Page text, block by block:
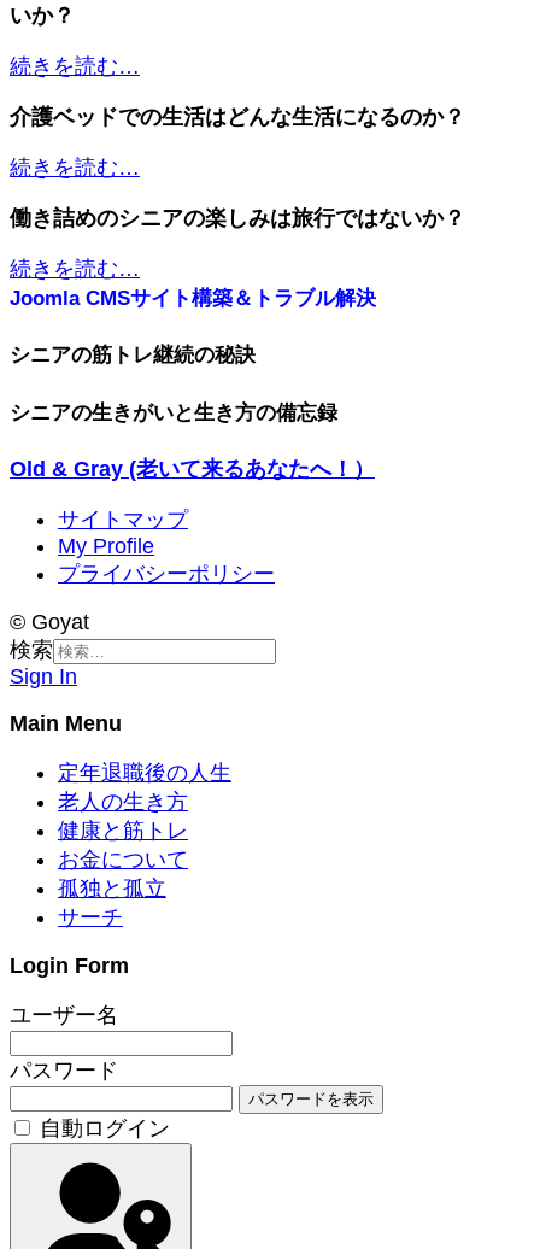
いか？
続きを読む…
介護ベッドでの生活はどんな生活になるのか？
続きを読む…
働き詰めのシニアの楽しみは旅行ではないか？
続きを読む…
Joomla CMSサイト構築＆トラブル解決
シニアの筋トレ継続の秘訣
シニアの生きがいと生き方の備忘録
Old & Gray (老いて来るあなたへ！）
サイトマップ
My Profile
プライバシーポリシー
© Goyat
検索
Sign In
Main Menu
定年退職後の人生
老人の生き方
健康と筋トレ
お金について
孤独と孤立
サーチ
Login Form
ユーザー名
パスワード
パスワードを表示
自動ログイン